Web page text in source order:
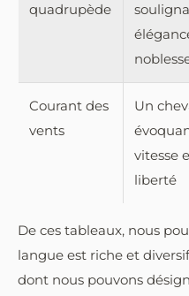
quadrupède
Courant des
vents
Un
vitesse
liberté
De ces tableaux, nous
langue est riche et
dont nous pouvons